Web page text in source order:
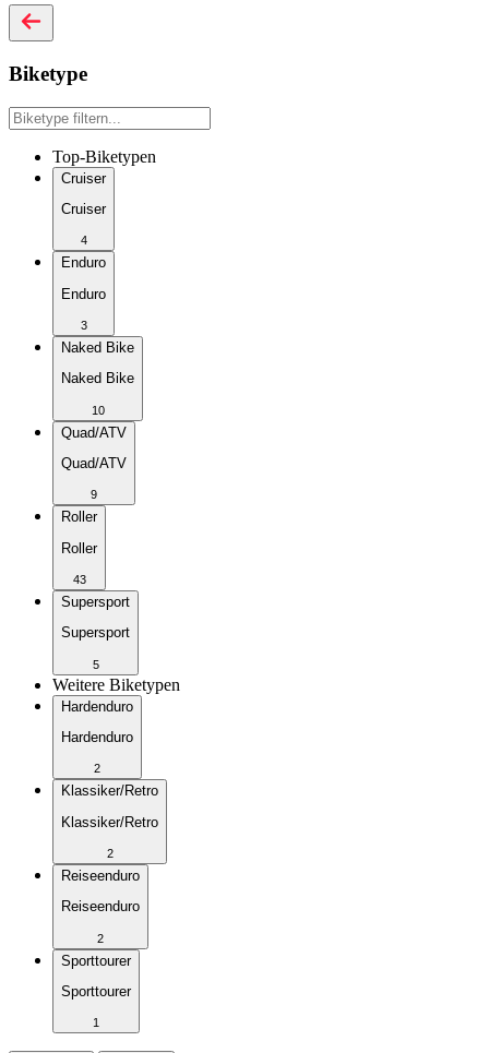
Biketype
Top-Biketypen
Cruiser
Cruiser
4
Enduro
Enduro
3
Naked Bike
Naked Bike
10
Quad/ATV
Quad/ATV
9
Roller
Roller
43
Supersport
Supersport
5
Weitere Biketypen
Hardenduro
Hardenduro
2
Klassiker/Retro
Klassiker/Retro
2
Reiseenduro
Reiseenduro
2
Sporttourer
Sporttourer
1